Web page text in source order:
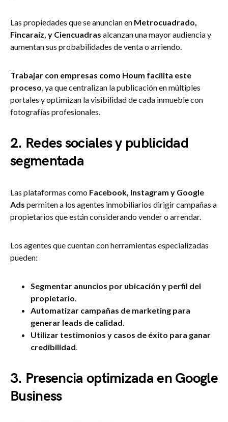
Las propiedades que se anuncian en Metrocuadrado,
Fincaraíz, y Ciencuadras alcanzan una mayor audiencia y
aumentan sus probabilidades de venta o arriendo​.
Trabajar con empresas como Houm facilita este
proceso, ya que centralizan la publicación en múltiples
portales y optimizan la visibilidad de cada inmueble con
fotografías profesionales.
2. Redes sociales y publicidad
segmentada
Las plataformas como Facebook, Instagram y Google
Ads permiten a los agentes inmobiliarios dirigir campañas a
propietarios que están considerando vender o arrendar.
Los agentes que cuentan con herramientas especializadas
pueden:
Segmentar anuncios por ubicación y perfil del
propietario.
Automatizar campañas de marketing para
generar leads de calidad.
Utilizar testimonios y casos de éxito para ganar
credibilidad.
3. Presencia optimizada en Google
Business